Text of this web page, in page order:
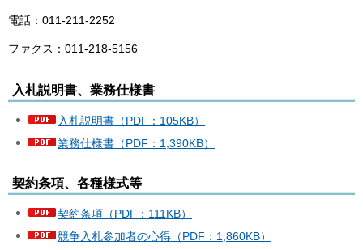
電話：011-211-2252
ファクス：011-218-5156
入札説明書、業務仕様書
入札説明書（PDF：105KB）
業務仕様書（PDF：1,390KB）
契約条項、各種様式等
契約条項（PDF：111KB）
競争入札参加者の心得（PDF：1,860KB）